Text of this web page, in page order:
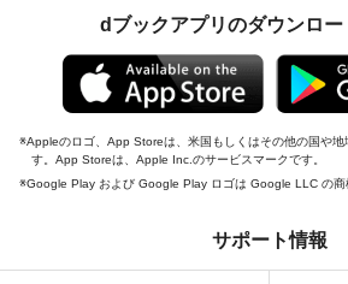
dブックアプリのダウンロー
Appleのロゴ、App Storeは、米国もしくはその他の国や
す。App Storeは、Apple Inc.のサービスマークです。
Google Play および Google Play ロゴは Google LLC の商
サポート情報